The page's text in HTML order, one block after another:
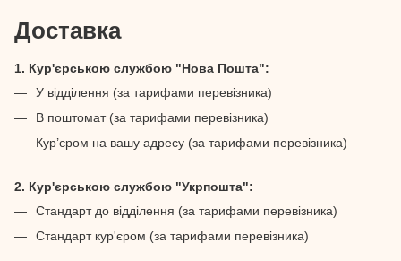
Доставка
1. Кур'єрською службою "Нова Пошта":
У відділення (за тарифами перевізника)
В поштомат (за тарифами перевізника)
Кур’єром на вашу адресу (за тарифами перевізника)
2. Кур'єрською службою "Укрпошта":
Стандарт до відділення (за тарифами перевізника)
Стандарт кур'єром (за тарифами перевізника)